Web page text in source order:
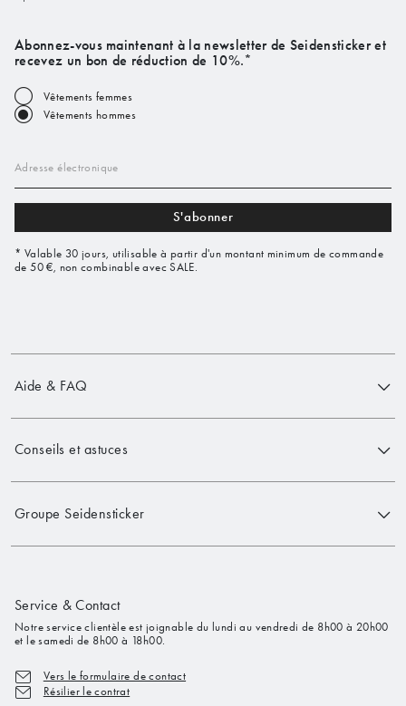
Abonnez-vous maintenant à la newsletter de Seidensticker et
recevez un bon de réduction de 10%.*
Vêtements femmes
Vêtements hommes
Adresse électronique
S'abonner
* Valable 30 jours, utilisable à partir d'un montant minimum de commande
de 50 €, non combinable avec SALE.
Aide & FAQ
Conseils et astuces
Groupe Seidensticker
Service & Contact
Notre service clientèle est joignable du lundi au vendredi de 8h00 à 20h00
et le samedi de 8h00 à 18h00.
Vers le formulaire de contact
Résilier le contrat